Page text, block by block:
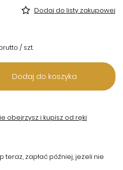
Dodaj do listy zakupowej
/ szt.
Dodaj do koszyka
obejrzysz i kupisz od ręki
teraz, zapłać później, jeżeli nie